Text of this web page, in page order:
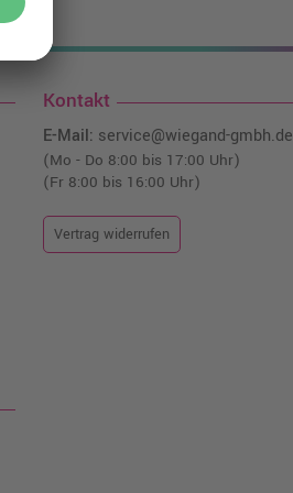
Kontakt
E-Mail: service@wiegand-gmbh.de
(Mo - Do 8:00 bis 17:00 Uhr)
(Fr 8:00 bis 16:00 Uhr)
Vertrag widerrufen